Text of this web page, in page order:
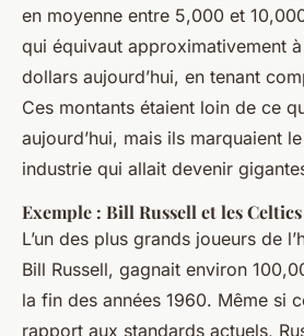
en moyenne entre 5,000 et
qui équivaut approximativement
dollars aujourd’hui, en tenant
Ces montants étaient loin de ce
aujourd’hui, mais ils marquaient
industrie qui allait devenir
Exemple : Bill Russell et les Celtics
L’un des plus grands joueurs de
Bill Russell, gagnait environ
la fin des années 1960. Même si
rapport aux standards actuels,